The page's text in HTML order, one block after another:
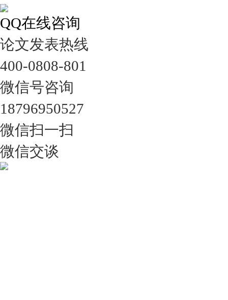
QQ在线咨询
论文发表热线
400-0808-801
微信号咨询
18796950527
微信扫一扫
微信交谈